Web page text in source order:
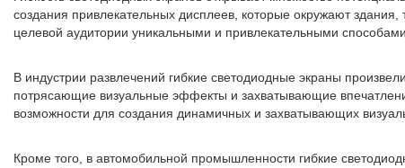
создания привлекательных дисплеев, которые окружают
целевой аудитории уникальными и привлекательными
В индустрии развлечений гибкие светодиодные экраны
потрясающие визуальные эффекты и захватывающие
возможности для создания динамичных и захватывающих
Кроме того, в автомобильной промышленности гибкие